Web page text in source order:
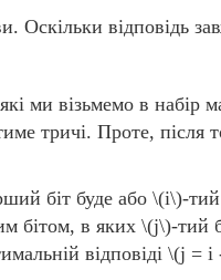
Оскільки відповідь
ми візьмемо в
тричі. Проте, після
біт буде або \(i\)-
бітом, в яких \(j\)-тий
відповіді \(j = i